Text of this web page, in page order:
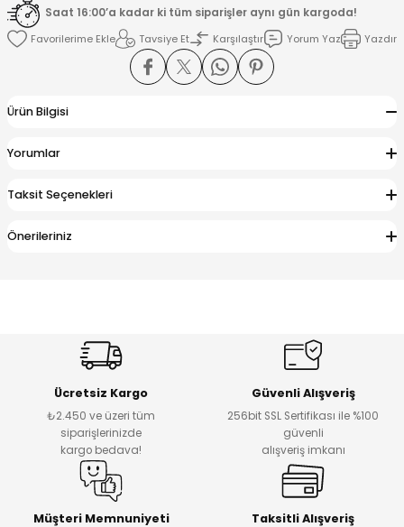
Saat 16:00’a kadar ki tüm siparişler aynı gün kargoda!
Tavsiye Et
Karşılaştır Yorum Yaz Yazdır
Ürün Bilgisi
Yorumlar
Taksit Seçenekleri
Önerileriniz
Ücretsiz Kargo
₺2.450 ve üzeri tüm
siparişlerinizde
kargo bedava!
Güvenli Alışveriş
256bit SSL Sertifikası ile %100
güvenli
alışveriş imkanı
Müşteri Memnuniyeti Taksitli Alışveriş